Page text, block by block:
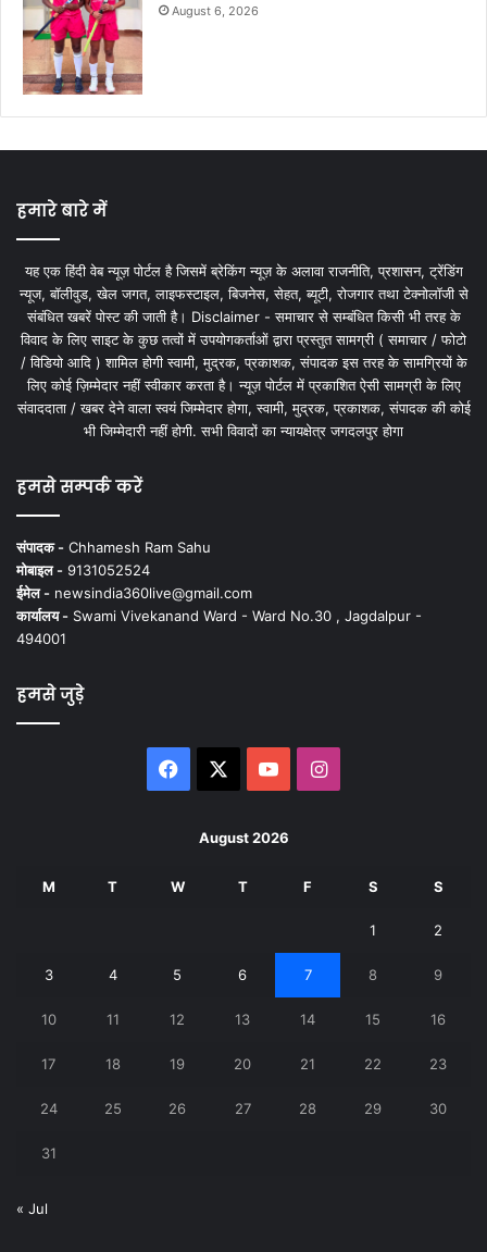
August 6, 2026
हमारे बारे में
यह एक हिंदी वेब न्यूज़ पोर्टल है जिसमें ब्रेकिंग न्यूज़ के अलावा राजनीति, प्रशासन, ट्रेंडिंग
न्यूज, बॉलीवुड, खेल जगत, लाइफस्टाइल, बिजनेस, सेहत, ब्यूटी, रोजगार तथा टेक्नोलॉजी से
संबंधित खबरें पोस्ट की जाती है। Disclaimer - समाचार से सम्बंधित किसी भी तरह के
विवाद के लिए साइट के कुछ तत्वों में उपयोगकर्ताओं द्वारा प्रस्तुत सामग्री ( समाचार / फोटो
/ विडियो आदि ) शामिल होगी स्वामी, मुद्रक, प्रकाशक, संपादक इस तरह के सामग्रियों के
लिए कोई ज़िम्मेदार नहीं स्वीकार करता है। न्यूज़ पोर्टल में प्रकाशित ऐसी सामग्री के लिए
संवाददाता / खबर देने वाला स्वयं जिम्मेदार होगा, स्वामी, मुद्रक, प्रकाशक, संपादक की कोई
भी जिम्मेदारी नहीं होगी. सभी विवादों का न्यायक्षेत्र जगदलपुर होगा
हमसे सम्पर्क करें
संपादक - Chhamesh Ram Sahu
मोबाइल - 9131052524
ईमेल - newsindia360live@gmail.com
कार्यालय - Swami Vivekanand Ward - Ward No.30 , Jagdalpur -
494001
हमसे जुड़े
Facebook YouTubeInstagram
August 2026
M T W T F S S
1 2
3 4 5 6 7 8 9
10 11 12 13 14 15 16
17 18 19 20 21 22 23
24 25 26 27 28 29 30
31
« Jul